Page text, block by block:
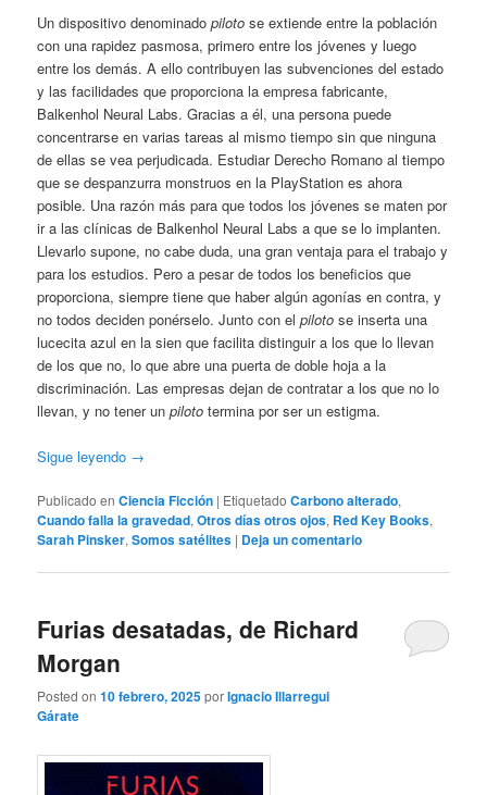
Un dispositivo denominadopiloto se extiende entre la población
con una rapidez pasmosa, primero entre los jóvenes y luego
entre los demás. A ello contribuyen las subvenciones del estado
y las facilidades que proporciona la empresa fabricante,
Balkenhol Neural Labs. Gracias a él, una persona puede
concentrarse en varias tareas al mismo tiempo sin que ninguna
de ellas se vea perjudicada. Estudiar Derecho Romano al tiempo
que se despanzurra monstruos en la PlayStation es ahora
posible. Una razón más para que todos los jóvenes se maten por
ir a las clínicas de Balkenhol Neural Labs a que se lo implanten.
Llevarlo supone, no cabe duda, una gran ventaja para el trabajo y
para los estudios. Pero a pesar de todos los beneficios que
proporciona, siempre tiene que haber algún agonías en contra, y
no todos deciden ponérselo. Junto con elpiloto se inserta una
lucecita azul en la sien que facilita distinguir a los que lo llevan
de los que no, lo que abre una puerta de doble hoja a la
discriminación. Las empresas dejan de contratar a los que no lo
llevan, y no tener unpiloto termina por ser un estigma.
Sigue leyendo →
Publicado en Ciencia Ficción | Etiquetado Carbono alterado,
Cuando falla la gravedad,Otros días otros ojos, Red Key Books,
Sarah Pinsker,Somos satélites | Deja un comentario
Furias desatadas, de Richard
Morgan
Posted on10 febrero, 2025porIgnacio Illarregui
Gárate